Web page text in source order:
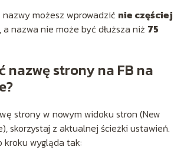
możesz wprowadzić nie częściej
, a nazwa nie może być dłuższa niż 75
nazwę strony na FB na
strony w nowym widoku stron (New
skorzystaj z aktualnej ścieżki ustawień.
kroku wygląda tak: